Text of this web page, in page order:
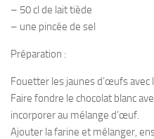
– 50 cl de lait tiède
– une pincée de sel
Préparation :
Fouetter les jaunes d’œufs avec
Faire fondre le chocolat blanc
incorporer au mélange d’œuf.
Ajouter la farine et mélanger,